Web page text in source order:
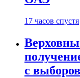
17 часов спустя
с выборов